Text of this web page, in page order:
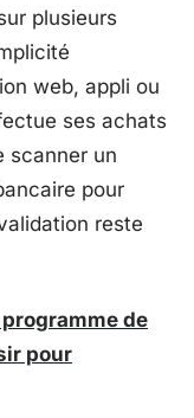
plusieurs
web, appli ou
ses achats
scanner un
pour
reste
de
pour